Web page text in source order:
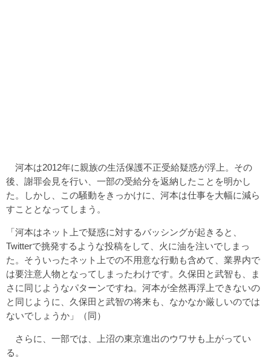
河本は2012年に親族の生活保護不正受給疑惑が浮上。その
後、謝罪会見を行い、一部の受給分を返納したことを明かし
た。しかし、この騒動をきっかけに、河本は仕事を大幅に減ら
すこととなってしまう。
「河本はネット上で疑惑に対するバッシングが起きると、
Twitterで挑発するような投稿をして、火に油を注いでしまっ
た。そういったネット上での不用意な行動も含めて、業界内で
は要注意人物となってしまったわけです。久保田と武智も、ま
さに同じようなパターンですね。河本が全然再浮上できないの
と同じように、久保田と武智の将来も、なかなか厳しいのでは
ないでしょうか」（同）
さらに、一部では、上沼の東京進出のウワサも上がってい
る。